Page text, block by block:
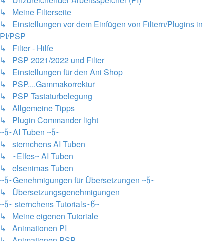
↳ Meine Filterseite
↳ Einstellungen vor dem Einfügen von Filtern/Plugins in
PI/PSP
↳ Filter - Hilfe
↳ PSP 2021/2022 und Filter
↳ Einstellungen für den Ani Shop
↳ PSP....Gammakorrektur
↳ PSP Tastaturbelegung
↳ Allgemeine Tipps
↳ Plugin Commander light
~წ~AI Tuben ~წ~
↳ sternchens AI Tuben
↳ ~Elfes~ AI Tuben
↳ elsenimas Tuben
~წ~Genehmigungen für Übersetzungen ~წ~
↳ Übersetzungsgenehmigungen
~წ~ sternchens Tutorials~წ~
↳ Meine eigenen Tutoriale
↳ Animationen PI